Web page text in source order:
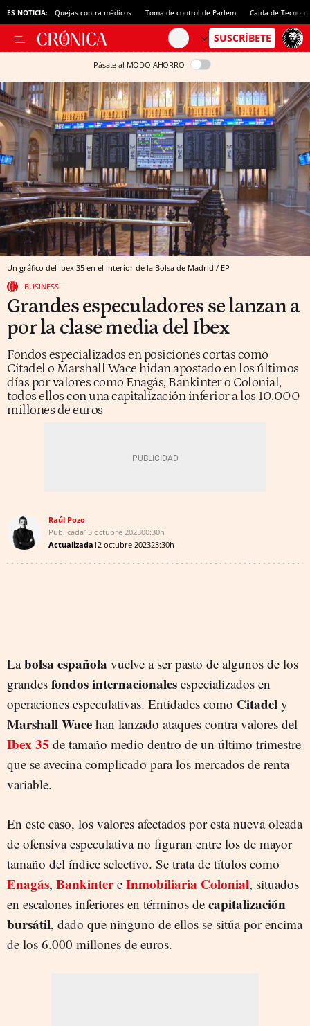
ES NOTICIA: Quejas contra médicos Toma de control de Parlem Caída de
Pásate al MODO AHORRO
Un gráfico del Ibex 35 en el interior de la Bolsa de Madrid / EP
BUSINESS
Grandes especuladores se lanzan a
por la clase media del Ibex
Fondos especializados en posiciones cortas como
Citadel o Marshall Wace hidan apostado en los últimos
días por valores como Enagás, Bankinter o Colonial,
todos ellos con una capitalización inferior a los 10.000
millones de euros
Raúl Pozo
Publicada13 octubre 202300:30h
Actualizada12 octubre 202323:30h
Labolsa española vuelve a ser pasto de algunos de los
grandes fondos internacionales especializados en
operaciones especulativas. Entidades como Citadel y
Marshall Wace han lanzado ataques contra valores del
Ibex 35 de tamaño medio dentro de un último trimestre
que se avecina complicado para los mercados de renta
variable.
En este caso, los valores afectados por esta nueva oleada
de ofensiva especulativa no figuran entre los de mayor
tamaño del índice selectivo. Se trata de títulos como
Enagás, Bankintere Inmobiliaria Colonial, situados
en escalones inferiores en términos de capitalización
bursátil, dado que ninguno de ellos se sitúa por encima
de los 6.000 millones de euros.